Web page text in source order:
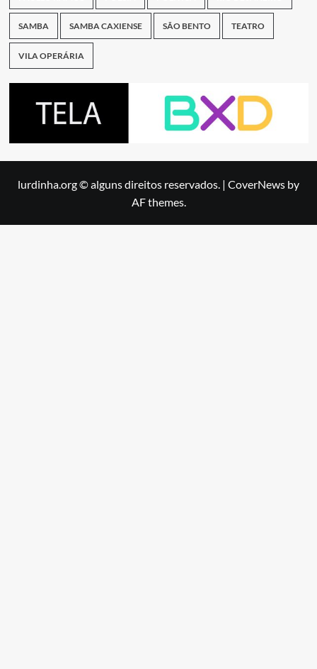
SAMBA SAMBA CAXIENSE SÃO BENTO TEATRO
VILA OPERÁRIA
lurdinha.org © alguns direitos reservados. | CoverNews by
AF themes.